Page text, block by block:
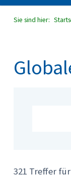
Sie sind hier:
321 Treffer für